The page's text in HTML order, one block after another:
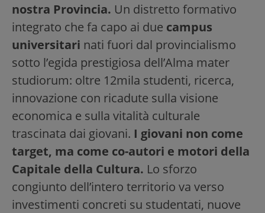
nostra Provincia. Un distretto formativo
integrato che fa capo ai due campus
universitari nati fuori dal provincialismo
sotto l’egida prestigiosa dell’Alma mater
studiorum: oltre 12mila studenti, ricerca,
innovazione con ricadute sulla visione
economica e sulla vitalità culturale
trascinata dai giovani. I giovani non come
target, ma come co-autori e motori della
Capitale della Cultura. Lo sforzo
congiunto dell’intero territorio va verso
investimenti concreti su studentati, nuove